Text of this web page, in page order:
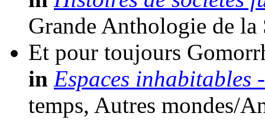
Grande Anthologie de la
Et pour toujours
in Espaces inhabitables
temps, Autres mondes/